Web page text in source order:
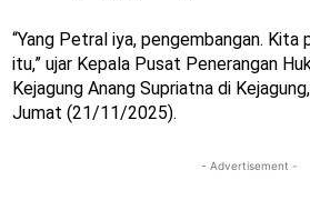
“Yang Petral iya, pengembangan. Kita
itu,” ujar Kepala Pusat Penerangan
Kejagung Anang Supriatna di
Jumat (21/11/2025).
- Advertisement -